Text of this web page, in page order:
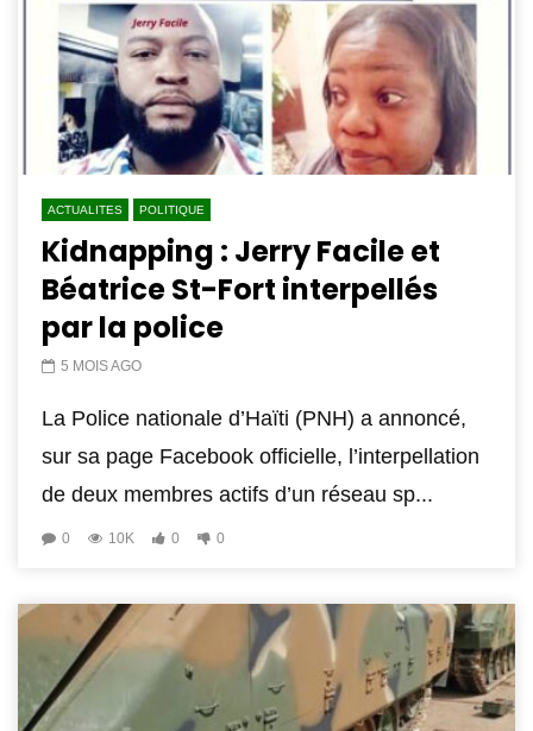
ACTUALITES POLITIQUE
Kidnapping : Jerry Facile et
Béatrice St-Fort interpellés
par la police
5 MOIS AGO
La Police nationale d’Haïti (PNH) a annoncé,
sur sa page Facebook officielle, l’interpellation
de deux membres actifs d’un réseau sp...
0 10K 0 0